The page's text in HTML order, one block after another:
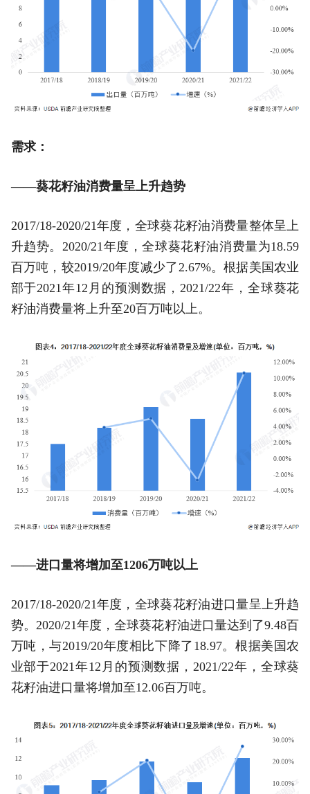
需求：
——葵花籽油消费量呈上升趋势
2017/18-2020/21年度，全球葵花籽油消费量整体呈上
升趋势。2020/21年度，全球葵花籽油消费量为18.59
百万吨，较2019/20年度减少了2.67%。根据美国农业
部于2021年12月的预测数据，2021/22年，全球葵花
籽油消费量将上升至20百万吨以上。
——进口量将增加至1206万吨以上
2017/18-2020/21年度，全球葵花籽油进口量呈上升趋
势。2020/21年度，全球葵花籽油进口量达到了9.48百
万吨，与2019/20年度相比下降了18.97。根据美国农
业部于2021年12月的预测数据，2021/22年，全球葵
花籽油进口量将增加至12.06百万吨。